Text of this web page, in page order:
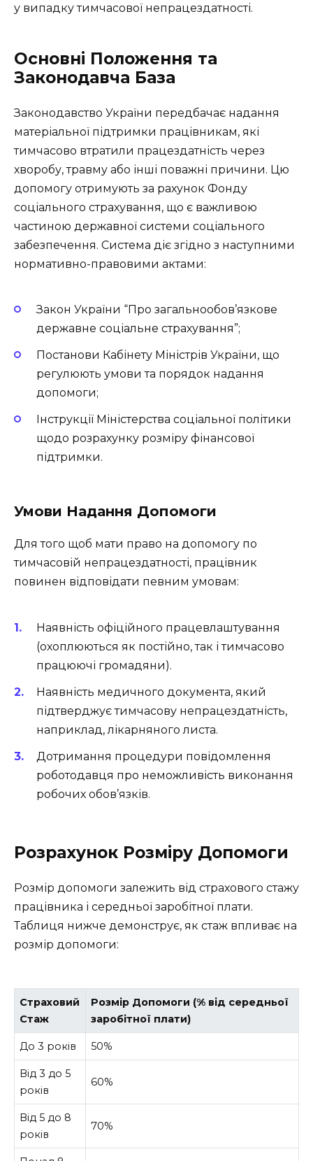
у випадку тимчасової непрацездатності.
Основні Положення та
Законодавча База
Законодавство України передбачає надання
матеріальної підтримки працівникам, які
тимчасово втратили працездатність через
хворобу, травму або інші поважні причини. Цю
допомогу отримують за рахунок Фонду
соціального страхування, що є важливою
частиною державної системи соціального
забезпечення. Система діє згідно з наступними
нормативно-правовими актами:
Закон України “Про загальнообов’язкове
державне соціальне страхування”;
Постанови Кабінету Міністрів України, що
регулюють умови та порядок надання
допомоги;
Інструкції Міністерства соціальної політики
щодо розрахунку розміру фінансової
підтримки.
Умови Надання Допомоги
Для того щоб мати право на допомогу по
тимчасовій непрацездатності, працівник
повинен відповідати певним умовам:
Наявність офіційного працевлаштування
(охоплюються як постійно, так і тимчасово
працюючі громадяни).
Наявність медичного документа, який
підтверджує тимчасову непрацездатність,
наприклад, лікарняного листа.
Дотримання процедури повідомлення
роботодавця про неможливість виконання
робочих обов’язків.
Розрахунок Розміру Допомоги
Розмір допомоги залежить від страхового стажу
працівника і середньої заробітної плати.
Таблиця нижче демонструє, як стаж впливає на
розмір допомоги:
Страховий
Стаж
Розмір Допомоги (% від середньої
заробітної плати)
До 3 років 50%
Від 3 до 5
років
60%
Від 5 до 8
років
70%